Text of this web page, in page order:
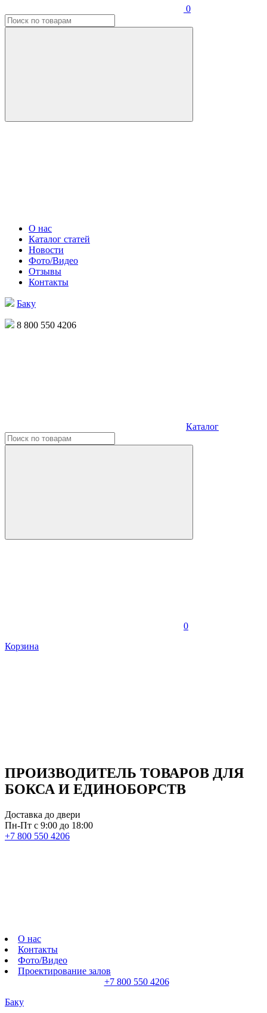
0
О нас
Каталог статей
Новости
Фото/Видео
Отзывы
Контакты
Баку
8 800 550 4206
Каталог
0
Корзина
ПРОИЗВОДИТЕЛЬ ТОВАРОВ ДЛЯ
БОКСА И ЕДИНОБОРСТВ
Доставка до двери
Пн-Пт с 9:00 до 18:00
+7 800 550 4206
О нас
Контакты
Фото/Видео
Проектирование залов
+7 800 550 4206
Баку